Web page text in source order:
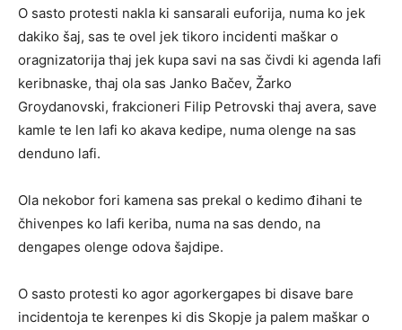
O sasto protesti nakla ki sansarali euforija, numa ko jek
dakiko šaj, sas te ovel jek tikoro incidenti maškar o
oragnizatorija thaj jek kupa savi na sas čivdi ki agenda lafi
keribnaske, thaj ola sas Janko Bačev, Žarko
Groydanovski, frakcioneri Filip Petrovski thaj avera, save
kamle te len lafi ko akava kedipe, numa olenge na sas
denduno lafi.
Ola nekobor fori kamena sas prekal o kedimo đihani te
čhivenpes ko lafi keriba, numa na sas dendo, na
dengapes olenge odova šajdipe.
O sasto protesti ko agor agorkergapes bi disave bare
incidentoja te kerenpes ki dis Skopje ja palem maškar o